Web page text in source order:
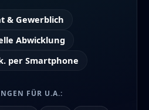
& Gewerblich
Abwicklung
per Smartphone
FÜR U.A.: